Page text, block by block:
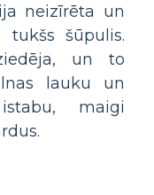
neizīrēta un
šūpulis.
un to
lauku un
maigi